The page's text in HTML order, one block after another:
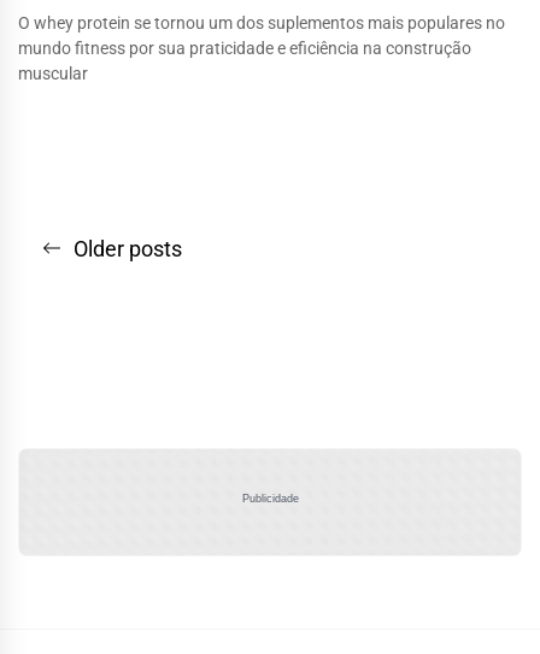
O whey protein se tornou um dos suplementos mais populares no
mundo fitness por sua praticidade e eficiência na construção
muscular
Navegação
Older posts
Publicidade